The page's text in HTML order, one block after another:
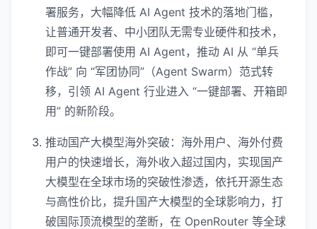
署服务，大幅降低 AI Agent 技术的落地门槛，
让普通开发者、中小团队无需专业硬件和技术，
即可一键部署使用 AI Agent，推动 AI 从 “单兵
作战” 向 “军团协同”（Agent Swarm）范式转
移，引领 AI Agent 行业进入 “一键部署、开箱即
用” 的新阶段。
推动国产大模型海外突破：海外用户、海外付费
用户的快速增长，海外收入超过国内，实现国产
大模型在全球市场的突破性渗透，依托开源生态
与高性价比，提升国产大模型的全球影响力，打
破国际顶流模型的垄断，在 OpenRouter 等全球